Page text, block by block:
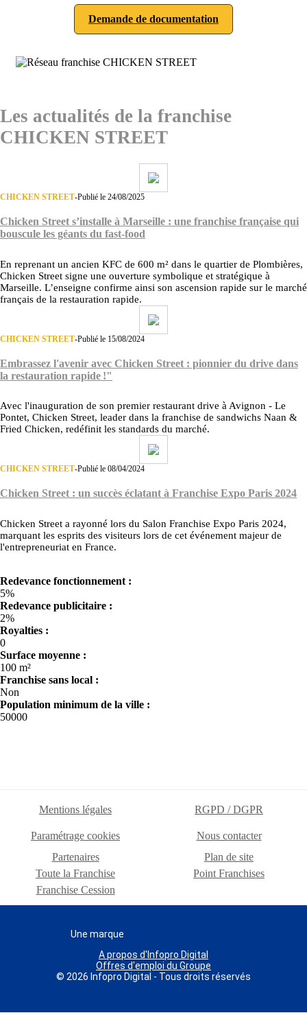
Demande de documentation
Les actualités de la franchise
CHICKEN STREET
CHICKEN STREET-Publié le 24/08/2025
Chicken Street s’installe à Marseille : une franchise française qui
bouscule les géants du fast-food
En reprenant un ancien KFC de 600 m² dans le quartier de Plombières,
Chicken Street signe une ouverture symbolique et stratégique à
Marseille. L’enseigne confirme ainsi son ascension rapide sur le marché
français de la restauration rapide.
CHICKEN STREET-Publié le 15/08/2024
Embrassez l'avenir avec Chicken Street : pionnier du drive dans
la restauration rapide !"
Avec l'inauguration de son premier restaurant drive à Avignon - Le
Pontet, Chicken Street, leader dans la franchise de sandwichs Naan &
Fried Chicken, redéfinit les standards du marché.
CHICKEN STREET-Publié le 08/04/2024
Chicken Street : un succès éclatant à Franchise Expo Paris 2024
Chicken Street a rayonné lors du Salon Franchise Expo Paris 2024,
marquant les esprits des visiteurs lors de cet événement majeur de
l'entrepreneuriat en France.
Redevance fonctionnement :
5%
Redevance publicitaire :
2%
Royalties :
0
Surface moyenne :
100 m²
Franchise sans local :
Non
Population minimum de la ville :
50000
Mentions légales RGPD / DGPR
Paramétrage cookies
Nous contacter
Partenaires
Plan de site
Toute la Franchise
Point Franchises
Franchise Cession
Une marque
A propos d'Infopro Digital
Offres d'emploi du Groupe
© 2026 Infopro Digital - Tous droits réservés